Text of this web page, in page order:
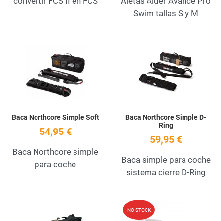
Swim tallas S y M
Baca Northcore Simple Soft
54,95 €
Baca Northcore simple
para coche
Baca Northcore Simple D-
Ring
59,95 €
Baca simple para coche
sistema cierre D-Ring
Add to Wishlist
NO STOCK